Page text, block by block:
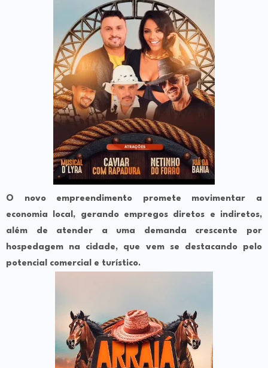
O novo empreendimento promete movimentar a
economia local, gerando empregos diretos e indiretos,
além de atender a uma demanda crescente por
hospedagem na cidade, que vem se destacando pelo
potencial comercial e turístico.